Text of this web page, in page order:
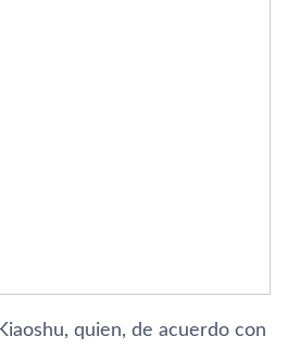
quien, de acuerdo con